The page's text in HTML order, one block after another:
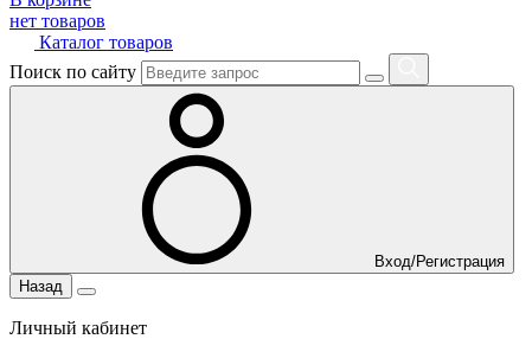
нет товаров
Каталог товаров
Поиск по сайту
Вход/Регистрация
Назад
Личный кабинет